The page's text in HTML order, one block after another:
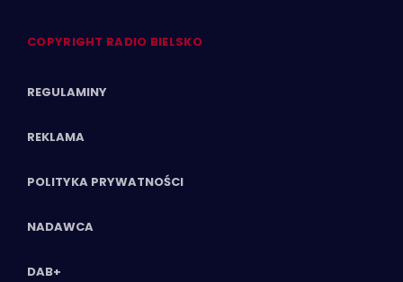
COPYRIGHT RADIO BIELSKO
REGULAMINY
REKLAMA
POLITYKA PRYWATNOŚCI
NADAWCA
DAB+